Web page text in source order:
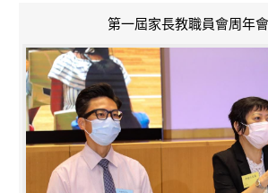
第一屆家長教職員會周年